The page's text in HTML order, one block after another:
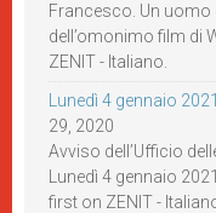
Francesco. Un uomo
dell’omonimo film di
ZENIT - Italiano.
Lunedì 4 gennaio
29, 2020
Avviso dell’Ufficio
Lunedì 4 gennaio
first on ZENIT -